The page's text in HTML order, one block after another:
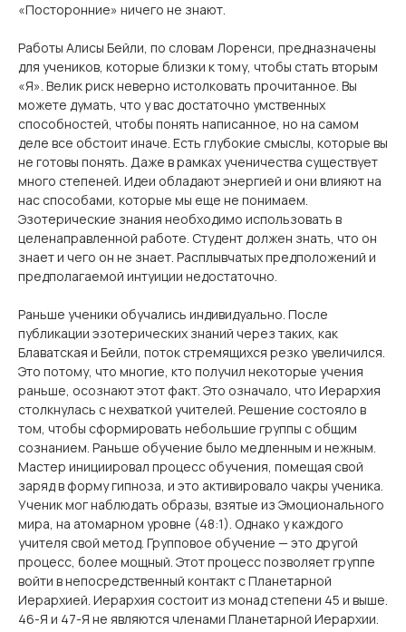
«Посторонние» ничего не знают.
Работы Алисы Бейли, по словам Лоренси, предназначены
для учеников, которые близки к тому, чтобы стать вторым
«Я». Велик риск неверно истолковать прочитанное. Вы
можете думать, что у вас достаточно умственных
способностей, чтобы понять написанное, но на самом
деле все обстоит иначе. Есть глубокие смыслы, которые вы
не готовы понять. Даже в рамках ученичества существует
много степеней. Идеи обладают энергией и они влияют на
нас способами, которые мы еще не понимаем.
Эзотерические знания необходимо использовать в
целенаправленной работе. Студент должен знать, что он
знает и чего он не знает. Расплывчатых предположений и
предполагаемой интуиции недостаточно.
Раньше ученики обучались индивидуально. После
публикации эзотерических знаний через таких, как
Блаватская и Бейли, поток стремящихся резко увеличился.
Это потому, что многие, кто получил некоторые учения
раньше, осознают этот факт. Это означало, что Иерархия
столкнулась с нехваткой учителей. Решение состояло в
том, чтобы сформировать небольшие группы с общим
сознанием. Раньше обучение было медленным и нежным.
Мастер инициировал процесс обучения, помещая свой
заряд в форму гипноза, и это активировало чакры ученика.
Ученик мог наблюдать образы, взятые из Эмоционального
мира, на атомарном уровне (48:1). Однако у каждого
учителя свой метод. Групповое обучение — это другой
процесс, более мощный. Этот процесс позволяет группе
войти в непосредственный контакт с Планетарной
Иерархией. Иерархия состоит из монад степени 45 и выше.
46-Я и 47-Я не являются членами Планетарной Иерархии.